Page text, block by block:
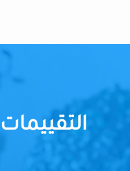
التقييمات